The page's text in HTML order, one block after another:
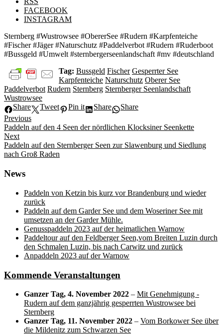
FACEBOOK
INSTAGRAM
Sternberg #Wustrowsee #ObererSee #Rudern #Karpfenteiche
#Fischer #Jäger #Naturschutz #Paddelverbot #Rudern #Ruderboot
#Bussgeld #Umwelt #sternbergerseenlandschaft #mv #deutschland
Tag: Bussgeld Fischer Gesperrter See
Karpfenteiche Naturschutz Oberer See
Paddelverbot Rudern Sternberg Sternberger Seenlandschaft
Wustrowsee
Share
Tweet Pin it Share Share
Beitragsnavigation
Previous
Previous
post:
Paddeln auf den 4 Seen der nördlichen Klocksiner Seenkette
Next
Next
post:
Paddeln auf den Sternberger Seen zur Slawenburg und Siedlung
nach Groß Raden
News
Paddeln von Ketzin bis kurz vor Brandenburg und wieder
zurück
Paddeln auf dem Garder See und dem Woseriner See mit
umsetzen an der Garder Mühle.
Genusspaddeln 2023 auf der heimatlichen Warnow
Paddeltour auf den Feldberger Seen,vom Breiten Luzin durch
den Schmalen Luzin, bis nach Carwitz und zurück
Anpaddeln 2023 auf der Warnow
Kommende Veranstaltungen
Ganzer Tag, 4. November 2022 – Mit Genehmigung -
Rudern auf dem ganzjährig gesperrten Wustrowsee bei
Sternberg
Ganzer Tag, 11. November 2022 – Vom Borkower See über
die Mildenitz zum Schwarzen See